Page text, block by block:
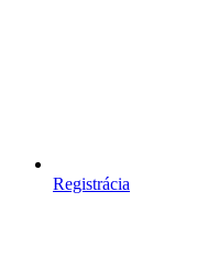
Registrácia